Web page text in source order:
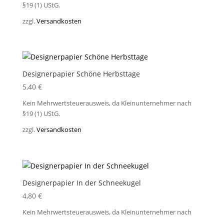
§19 (1) UStG.
zzgl.Versandkosten
Designerpapier Schöne Herbsttage
5,40 €
Kein Mehrwertsteuerausweis, da Kleinunternehmer nach
§19 (1) UStG.
zzgl.Versandkosten
Designerpapier In der Schneekugel
4,80 €
Kein Mehrwertsteuerausweis, da Kleinunternehmer nach